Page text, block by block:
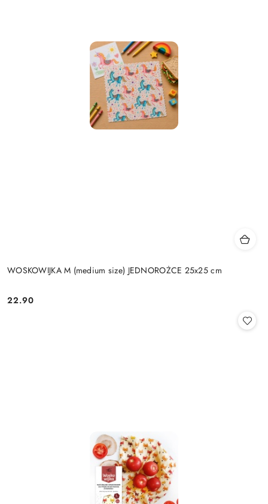
WOSKOWIJKA M (medium size) JEDNOROŻCE 25x25 cm
Cena:
22.90